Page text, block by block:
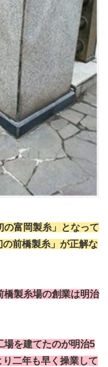
の富岡製糸」となって
前橋製糸」が正解な
橋製糸場の創業は明治
場を建てたのが明治5
二年も早く操業して